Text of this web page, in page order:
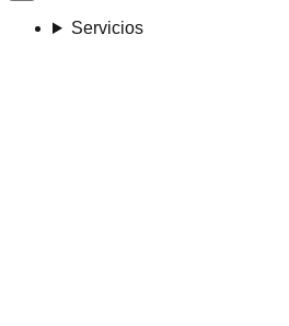
Servicios